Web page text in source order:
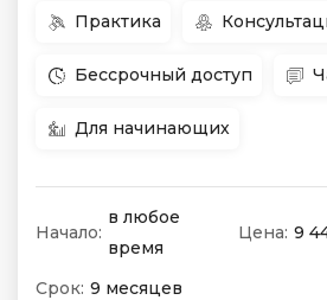
Практика
Бессрочный доступ
Для начинающих
Начало:
в любое
время
Цена: 9
Срок: 9 месяцев